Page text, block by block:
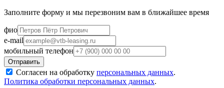
Заполните форму и мы перезвоним вам в ближайшее время
фио
e-mail
мобильный телефон
Согласен на обработку персональных данных.
Политика обработки персональных данных.